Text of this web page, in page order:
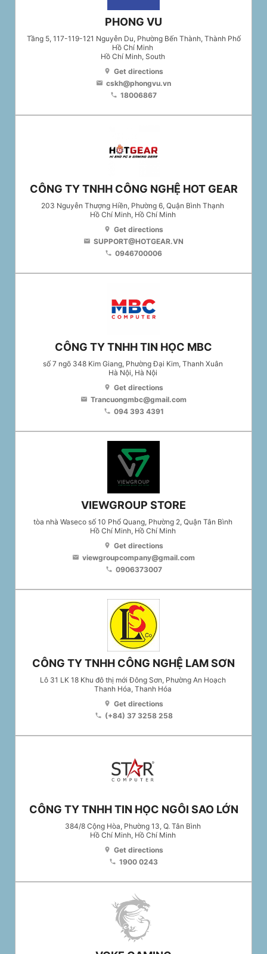
PHONG VU
Tầng 5, 117-119-121 Nguyễn Du, Phường Bến Thành, Thành Phố
Hồ Chí Minh
Hồ Chí Minh, South
location_on Get directions
email cskh@phongvu.vn
phone 18006867
CÔNG TY TNHH CÔNG NGHỆ HOT GEAR
203 Nguyễn Thượng Hiền, Phường 6, Quận Bình Thạnh
Hồ Chí Minh, Hồ Chí Minh
location_on Get directions
email SUPPORT@HOTGEAR.VN
phone 0946700006
CÔNG TY TNHH TIN HỌC MBC
số 7 ngõ 348 Kim Giang, Phường Đại Kim, Thanh Xuân
Hà Nội, Hà Nội
location_on Get directions
email Trancuongmbc@gmail.com
phone 094 393 4391
VIEWGROUP STORE
tòa nhà Waseco số 10 Phổ Quang, Phường 2, Quận Tân Bình
Hồ Chí Minh, Hồ Chí Minh
location_on Get directions
email viewgroupcompany@gmail.com
phone 0906373007
CÔNG TY TNHH CÔNG NGHỆ LAM SƠN
Lô 31 LK 18 Khu đô thị mới Đông Sơn, Phường An Hoạch
Thanh Hóa, Thanh Hóa
location_on Get directions
phone (+84) 37 3258 258
CÔNG TY TNHH TIN HỌC NGÔI SAO LỚN
384/8 Cộng Hòa, Phường 13, Q. Tân Bình
Hồ Chí Minh, Hồ Chí Minh
location_on Get directions
phone 1900 0243